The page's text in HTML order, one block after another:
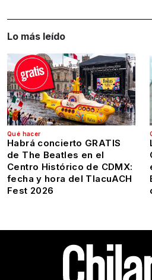
Lo más leído
Qué hacer
Habrá concierto GRATIS
de The Beatles en el
Centro Histórico de CDMX:
fecha y hora del TlacuACH
Fest 2026